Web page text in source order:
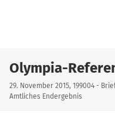
Olympia-
29. November 2015, 199004 -
Amtliches Endergebnis